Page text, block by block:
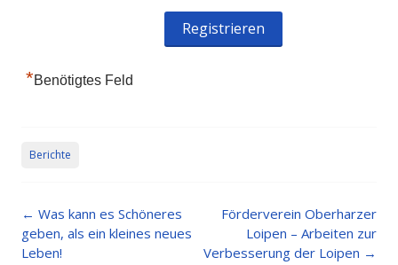
*Benötigtes Feld
Berichte
Post
navigation
← Was kann es Schöneres
geben, als ein kleines neues
Leben!
Förderverein Oberharzer
Loipen – Arbeiten zur
Verbesserung der Loipen →